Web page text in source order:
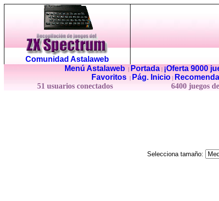
Comunidad Astalaweb
Menú Astalaweb| Portada|
¡Oferta 9000
Favoritos
Pág. Inicio
51 usuarios conectados
6400 juegos
Selecciona tamaño: